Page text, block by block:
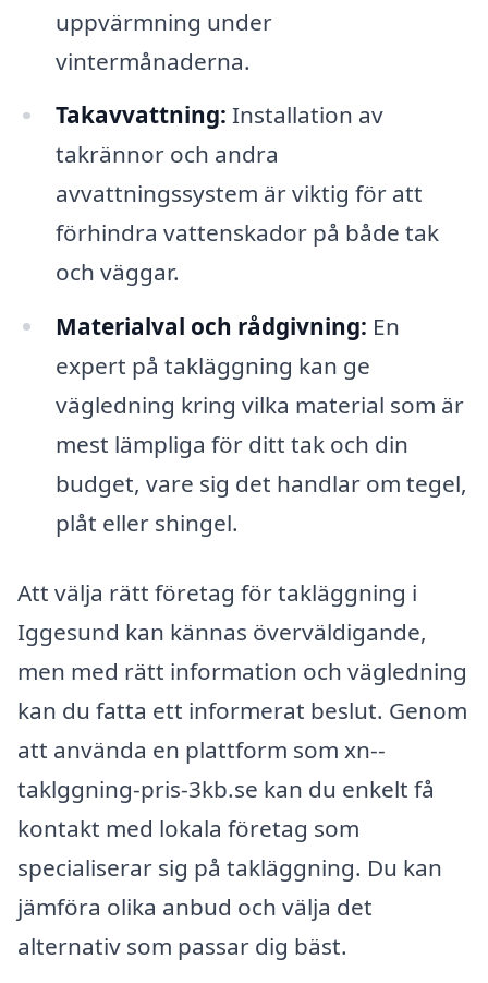
uppvärmning under
vintermånaderna.
Takavvattning: Installation av
takrännor och andra
avvattningssystem är viktig för att
förhindra vattenskador på både tak
och väggar.
Materialval och rådgivning: En
expert på takläggning kan ge
vägledning kring vilka material som är
mest lämpliga för ditt tak och din
budget, vare sig det handlar om tegel,
plåt eller shingel.
Att välja rätt företag för takläggning i
Iggesund kan kännas överväldigande,
men med rätt information och vägledning
kan du fatta ett informerat beslut. Genom
att använda en plattform som xn--
taklggning-pris-3kb.se kan du enkelt få
kontakt med lokala företag som
specialiserar sig på takläggning. Du kan
jämföra olika anbud och välja det
alternativ som passar dig bäst.